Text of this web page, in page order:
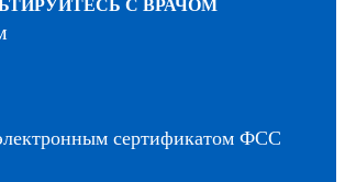
С ВРАЧОМ
сертификатом ФСС